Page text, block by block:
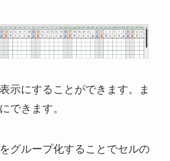
示にすることができます。ま
できます。
グループ化することでセルの